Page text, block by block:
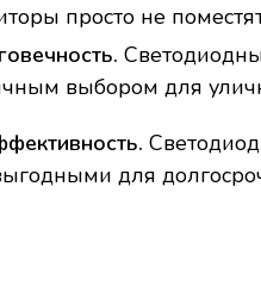
просто не
выбором для
для